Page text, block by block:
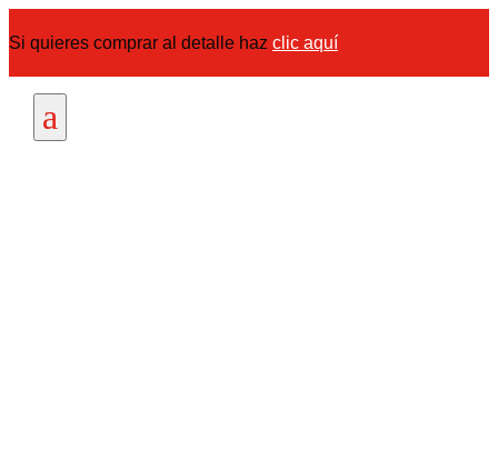
Si quieres comprar al detalle haz clic aquí
a